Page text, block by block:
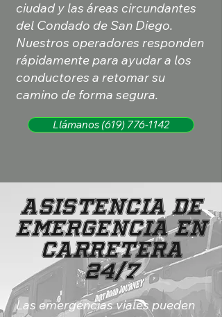
ciudad y las áreas circundantes
del Condado de San Diego.
Nuestros operadores responden
rápidamente para ayudar a los
conductores a retomar su
camino de forma segura.
Llámanos (619) 776-1142
Asistencia de
Emergencia en
Carretera
24/7
Las emergencias viales pueden